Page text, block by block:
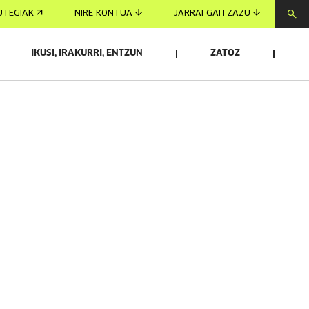
NIRE KONTUA JARRAI GAITZAZU
IKUSI, IRAKURRI, ENTZUN ZATOZ